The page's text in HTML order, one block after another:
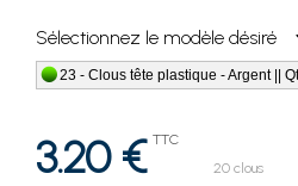
Sélectionnez le modèle désiré
23 - Clous tête plastique - Argent ||
3.20 € TTC
20 clous